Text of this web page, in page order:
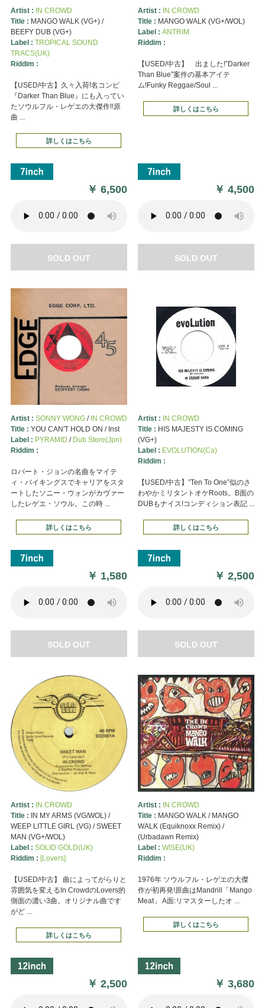
Artist : IN CROWD
Title : MANGO WALK (VG+) /
BEEFY DUB (VG+)
Label : TROPICAL SOUND
TRACS(UK)
Riddim :
【USED/中古】久々入荷!名コンピ
『Darker Than Blue』にも入ってい
たソウルフル・レゲエの大傑作!!原
曲 ...
詳しくはこちら
￥6,500
SOLD OUT
Artist : IN CROWD
Title : MANGO WALK (VG+/WOL)
Label : ANTRIM
Riddim :
【USED/中古】 出ました!”Darker
Than Blue”案件の基本アイテ
ム!Funky Reggae/Soul ...
詳しくはこちら
￥4,500
SOLD OUT
Artist : SONNY WONG/ IN CROWD
Title : YOU CAN'T HOLD ON / Inst
Label : PYRAMID / Dub Store(Jpn)
Riddim :
ロバート・ジョンの名曲をマイテ
ィ・バイキングスでキャリアをスタ
ートしたソニー・ウォンがカヴァー
したレゲエ・ソウル。この時 ...
詳しくはこちら
￥ 1,580
SOLD OUT
Artist : IN CROWD
Title : HIS MAJESTY IS COMING
(VG+)
Label : EVOLUTION(Ca)
Riddim :
【USED/中古】”Ten To One”似のさ
わやかミリタントオケRoots。B面の
DUBもナイス!コンディション表記 ...
詳しくはこちら
￥2,500
SOLD OUT
Artist : IN CROWD
Title : IN MY ARMS (VG/WOL) /
WEEP LITTLE GIRL (VG) / SWEET
MAN (VG+/WOL)
Label : SOLID GOLD(UK)
Riddim : [Lovers]
【USED/中古】 曲によってがらりと
雰囲気を変えるIn CrowdのLovers的
側面の濃い3曲。オリジナル曲です
がど ...
詳しくはこちら
￥2,500
Artist : IN CROWD
Title : MANGO WALK / MANGO
WALK (Equiknoxx Remix) /
(Urbadawn Remix)
Label : WISE(UK)
Riddim :
1976年 ソウルフル・レゲエの大傑
作が初再発!原曲はMandrill「Mango
Meat」 A面:リマスターしたオ ...
詳しくはこちら
￥3,680